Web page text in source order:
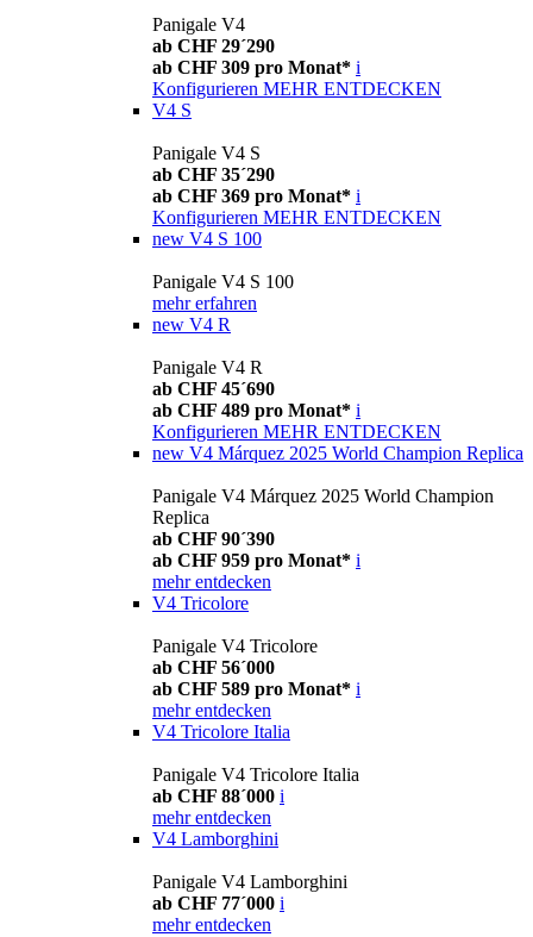
Panigale V4
ab CHF 29´290
ab CHF 309 pro Monat* i
Konfigurieren MEHR ENTDECKEN
V4 S
Panigale V4 S
ab CHF 35´290
ab CHF 369 pro Monat* i
Konfigurieren MEHR ENTDECKEN
new V4 S 100
Panigale V4 S 100
mehr erfahren
new V4 R
Panigale V4 R
ab CHF 45´690
ab CHF 489 pro Monat* i
Konfigurieren MEHR ENTDECKEN
new V4 Márquez 2025 World Champion Replica
Panigale V4 Márquez 2025 World Champion
Replica
ab CHF 90´390
ab CHF 959 pro Monat* i
mehr entdecken
V4 Tricolore
Panigale V4 Tricolore
ab CHF 56´000
ab CHF 589 pro Monat* i
mehr entdecken
V4 Tricolore Italia
Panigale V4 Tricolore Italia
ab CHF 88´000 i
mehr entdecken
V4 Lamborghini
Panigale V4 Lamborghini
ab CHF 77´000 i
mehr entdecken